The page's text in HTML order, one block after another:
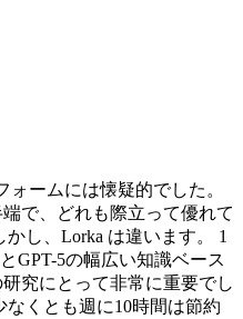
ームには懐疑的でした。
で、どれも際立って優れて
し、Lorka は違います。 1
GPT-5の幅広い知識ベース
究にとって非常に重要でし
くとも週に10時間は節約